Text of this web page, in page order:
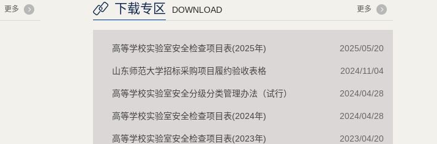
更多 下载专区 DOWNLOAD 更多
2025/05/20
高等学校实验室安全检查项目表(2025年)
2024/11/04
山东师范大学招标采购项目履约验收表格
2024/04/28
高等学校实验室安全分级分类管理办法（试行）
2024/04/28
高等学校实验室安全检查项目表(2024年)
2023/04/20
高等学校实验室安全检查项目表(2023年)